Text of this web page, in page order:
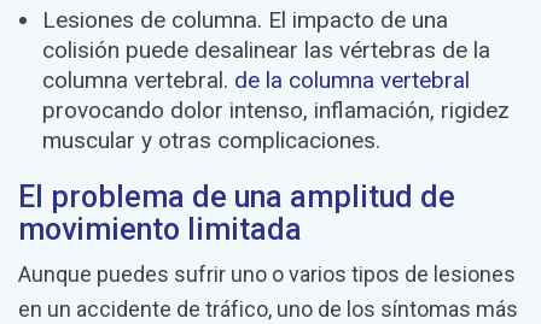
Lesiones de columna. El impacto de una
colisión puede desalinear las vértebras de la
columna vertebral. de la columna vertebral
provocando dolor intenso, inflamación, rigidez
muscular y otras complicaciones.
El problema de una amplitud de
movimiento limitada
Aunque puedes sufrir uno o varios tipos de lesiones
en un accidente de tráfico, uno de los síntomas más